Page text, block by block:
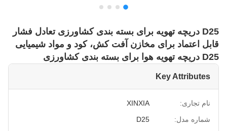
D25 دریچه تهویه برای بسته بندی کشاورزی تعادل فشار
قابل اعتماد برای مخازن آفت کش، کود و مواد شیمیایی
D25 دریچه تهویه هوا برای بسته بندی کشاورزی
Key Attributes
نام تجاری:
XINXIA
شماره مدل:
D25